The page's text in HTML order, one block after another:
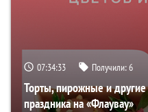
07:34:33 Получили:6
Торты, пирожные и другие
праздника на «Флаувау»